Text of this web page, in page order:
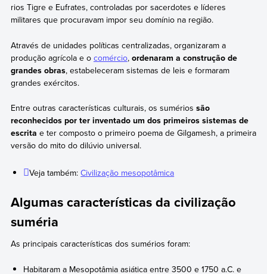
rios Tigre e Eufrates, controladas por sacerdotes e líderes
militares que procuravam impor seu domínio na região.
Através de unidades políticas centralizadas, organizaram a
produção agrícola e o comércio, ordenaram a construção de
grandes obras, estabeleceram sistemas de leis e formaram
grandes exércitos.
Entre outras características culturais, os sumérios são
reconhecidos por ter inventado um dos primeiros sistemas de
escrita e ter composto o primeiro poema de Gilgamesh, a primeira
versão do mito do dilúvio universal.
Veja também:Civilização mesopotâmica
Algumas características da civilização
suméria
As principais características dos sumérios foram:
Habitaram a Mesopotâmia asiática entre 3500 e 1750 a.C. e